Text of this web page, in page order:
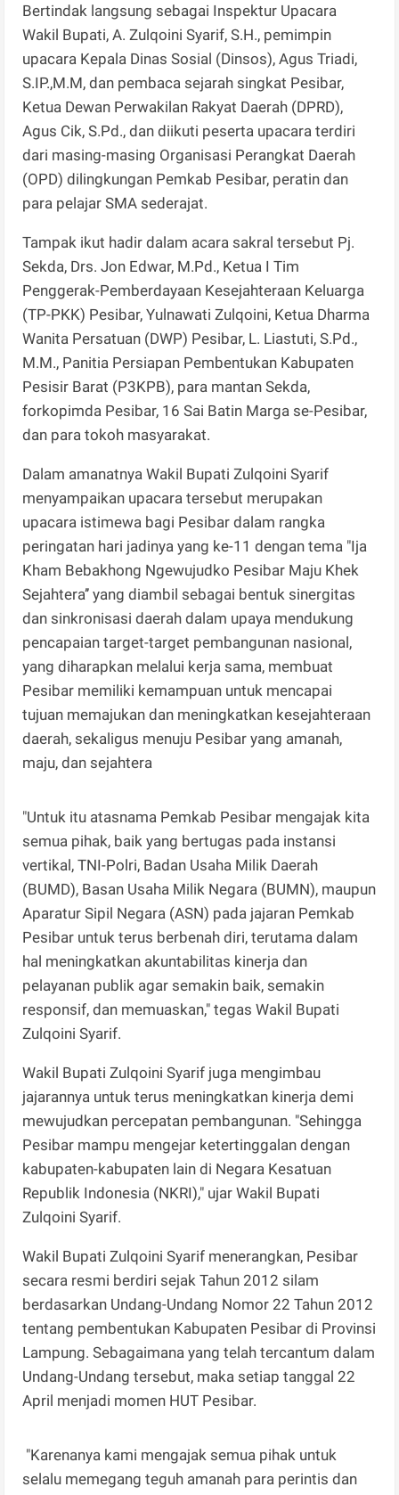
Bertindak langsung sebagai Inspektur Upacara
Wakil Bupati, A. Zulqoini Syarif, S.H., pemimpin
upacara Kepala Dinas Sosial (Dinsos), Agus Triadi,
S.IP.,M.M, dan pembaca sejarah singkat Pesibar,
Ketua Dewan Perwakilan Rakyat Daerah (DPRD),
Agus Cik, S.Pd., dan diikuti peserta upacara terdiri
dari masing-masing Organisasi Perangkat Daerah
(OPD) dilingkungan Pemkab Pesibar, peratin dan
para pelajar SMA sederajat.
Tampak ikut hadir dalam acara sakral tersebut Pj.
Sekda, Drs. Jon Edwar, M.Pd., Ketua I Tim
Penggerak-Pemberdayaan Kesejahteraan Keluarga
(TP-PKK) Pesibar, Yulnawati Zulqoini, Ketua Dharma
Wanita Persatuan (DWP) Pesibar, L. Liastuti, S.Pd.,
M.M., Panitia Persiapan Pembentukan Kabupaten
Pesisir Barat (P3KPB), para mantan Sekda,
forkopimda Pesibar, 16 Sai Batin Marga se-Pesibar,
dan para tokoh masyarakat.
Dalam amanatnya Wakil Bupati Zulqoini Syarif
menyampaikan upacara tersebut merupakan
upacara istimewa bagi Pesibar dalam rangka
peringatan hari jadinya yang ke-11 dengan tema "Ija
Kham Bebakhong Ngewujudko Pesibar Maju Khek
Sejahtera’’ yang diambil sebagai bentuk sinergitas
dan sinkronisasi daerah dalam upaya mendukung
pencapaian target-target pembangunan nasional,
yang diharapkan melalui kerja sama, membuat
Pesibar memiliki kemampuan untuk mencapai
tujuan memajukan dan meningkatkan kesejahteraan
daerah, sekaligus menuju Pesibar yang amanah,
maju, dan sejahtera
"Untuk itu atasnama Pemkab Pesibar mengajak kita
semua pihak, baik yang bertugas pada instansi
vertikal, TNI-Polri, Badan Usaha Milik Daerah
(BUMD), Basan Usaha Milik Negara (BUMN), maupun
Aparatur Sipil Negara (ASN) pada jajaran Pemkab
Pesibar untuk terus berbenah diri, terutama dalam
hal meningkatkan akuntabilitas kinerja dan
pelayanan publik agar semakin baik, semakin
responsif, dan memuaskan," tegas Wakil Bupati
Zulqoini Syarif.
Wakil Bupati Zulqoini Syarif juga mengimbau
jajarannya untuk terus meningkatkan kinerja demi
mewujudkan percepatan pembangunan. "Sehingga
Pesibar mampu mengejar ketertinggalan dengan
kabupaten-kabupaten lain di Negara Kesatuan
Republik Indonesia (NKRI)," ujar Wakil Bupati
Zulqoini Syarif.
Wakil Bupati Zulqoini Syarif menerangkan, Pesibar
secara resmi berdiri sejak Tahun 2012 silam
berdasarkan Undang-Undang Nomor 22 Tahun 2012
tentang pembentukan Kabupaten Pesibar di Provinsi
Lampung. Sebagaimana yang telah tercantum dalam
Undang-Undang tersebut, maka setiap tanggal 22
April menjadi momen HUT Pesibar.
"Karenanya kami mengajak semua pihak untuk
selalu memegang teguh amanah para perintis dan